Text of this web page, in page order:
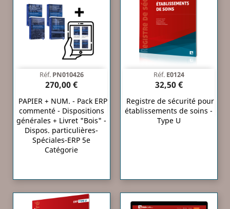
Réf. PN010426
270,00 €
PAPIER + NUM. - Pack ERP
commenté - Dispositions
générales + Livret "Bois" -
Dispos. particulières-
Spéciales-ERP 5e
Catégorie
Réf. E0124
32,50 €
Registre de sécurité pour
établissements de soins -
Type U